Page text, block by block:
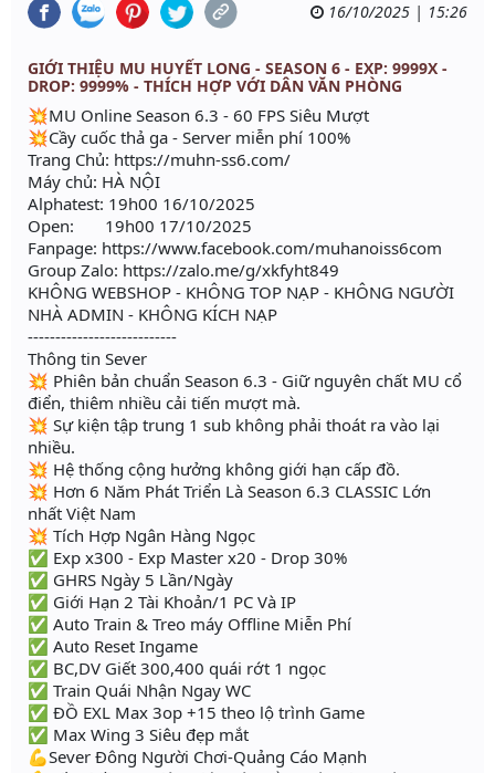
16/10/2025 | 15:26
GIỚI THIỆU MU HUYẾT LONG - SEASON 6 - EXP: 9999X -
DROP: 9999% - THÍCH HỢP VỚI DÂN VĂN PHÒNG
💥MU Online Season 6.3 - 60 FPS Siêu Mượt
💥Cầy cuốc thả ga - Server miễn phí 100%
Trang Chủ: https://muhn-ss6.com/
Máy chủ: HÀ NỘI
Alphatest: 19h00 16/10/2025
Open: 19h00 17/10/2025
Fanpage: https://www.facebook.com/muhanoiss6com
Group Zalo: https://zalo.me/g/xkfyht849
KHÔNG WEBSHOP - KHÔNG TOP NẠP - KHÔNG NGƯỜI
NHÀ ADMIN - KHÔNG KÍCH NẠP
---------------------------
Thông tin Sever
💥 Phiên bản chuẩn Season 6.3 - Giữ nguyên chất MU cổ
điển, thiêm nhiều cải tiến mượt mà.
💥 Sự kiện tập trung 1 sub không phải thoát ra vào lại
nhiều.
💥 Hệ thống cộng hưởng không giới hạn cấp đồ.
💥 Hơn 6 Năm Phát Triển Là Season 6.3 CLASSIC Lớn
nhất Việt Nam
💥 Tích Hợp Ngân Hàng Ngọc
✅ Exp x300 - Exp Master x20 - Drop 30%
✅ GHRS Ngày 5 Lần/Ngày
✅ Giới Hạn 2 Tài Khoản/1 PC Và IP
✅ Auto Train & Treo máy Offline Miễn Phí
✅ Auto Reset Ingame
✅ BC,DV Giết 300,400 quái rớt 1 ngọc
✅ Train Quái Nhận Ngay WC
✅ ĐỒ EXL Max 3op +15 theo lộ trình Game
✅ Max Wing 3 Siêu đẹp mắt
💪Sever Đông Người Chơi-Quảng Cáo Mạnh